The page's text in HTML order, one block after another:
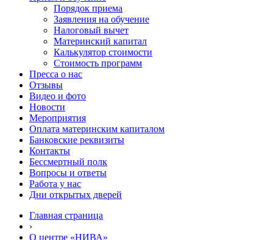
Порядок приема
Заявления на обучение
Налоговый вычет
Материнский капитал
Калькулятор стоимости
Стоимость программ
Пресса о нас
Отзывы
Видео и фото
Новости
Мероприятия
Оплата материнским капиталом
Банковские реквизиты
Контакты
Бессмертный полк
Вопросы и ответы
Работа у нас
Дни открытых дверей
Главная страница
›
О центре «НИВА»